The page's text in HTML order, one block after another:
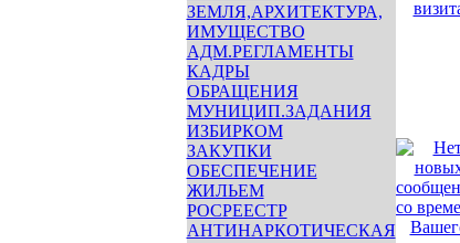
ЗЕМЛЯ,АРХИТЕКТУРА,
ИМУЩЕСТВО
АДМ.РЕГЛАМЕНТЫ
КАДРЫ
ОБРАЩЕНИЯ
МУНИЦИП.ЗАДАНИЯ
ИЗБИРКОМ
ЗАКУПКИ
ОБЕСПЕЧЕНИЕ
ЖИЛЬЕМ
РОСРЕЕСТР
АНТИНАРКОТИЧЕСКАЯ